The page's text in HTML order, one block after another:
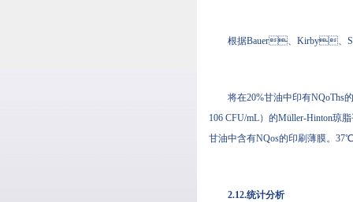
根据Bauer、Kirby、
将在20%甘油中印有NQoThs
106 CFU/mL）的Müller-Hinton琼脂
甘油中含有NQos的印刷薄膜
2.12.统计分析